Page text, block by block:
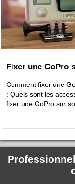
Fixer une GoPro
Comment fixer une
: Quels sont les
fixer une GoPro sur